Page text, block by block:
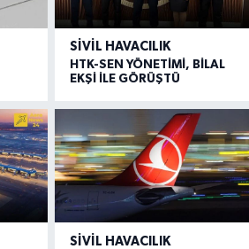
SIVIL HAVACILIK
HTK-SEN YÖNETİMİ, BİLAL
EKŞİ İLE GÖRÜŞTÜ
SIVIL HAVACILIK